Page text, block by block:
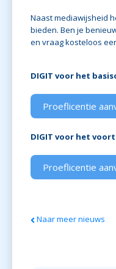
Naast mediawijsheid
bieden. Ben je
en vraag kosteloos
DIGIT voor het
Proeflicentie
DIGIT voor het
Proeflicentie
Naar meer nieuws